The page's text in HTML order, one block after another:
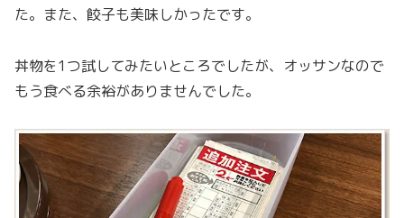
た。また、餃子も美味しかったです。
丼物を1つ試してみたいところでしたが、オッサンなので
もう食べる余裕がありませんでした。